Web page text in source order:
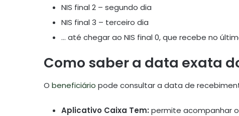
NIS final 2 – segundo dia
NIS final 3 – terceiro dia
… até chegar ao NIS final 0, que recebe no
Como saber a data exata
O beneficiário pode consultar a data de
Aplicativo Caixa Tem: permite acompanhar